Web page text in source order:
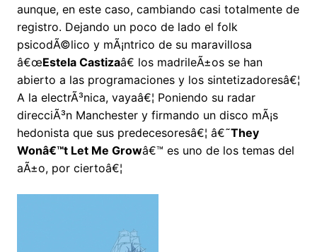
aunque, en este caso, cambiando casi totalmente de
registro. Dejando un poco de lado el folk
psicodÃ©lico y mÃ¡ntrico de su maravillosa
â€œEstela Castizaâ€ los madrileÃ±os se han
abierto a las programaciones y los sintetizadoresâ€¦
A la electrÃ³nica, vayaâ€¦ Poniendo su radar
direcciÃ³n Manchester y firmando un disco mÃ¡s
hedonista que sus predecesoresâ€¦ â€˜They
Wonâ€™t Let Me Growâ€™ es uno de los temas del
aÃ±o, por ciertoâ€¦